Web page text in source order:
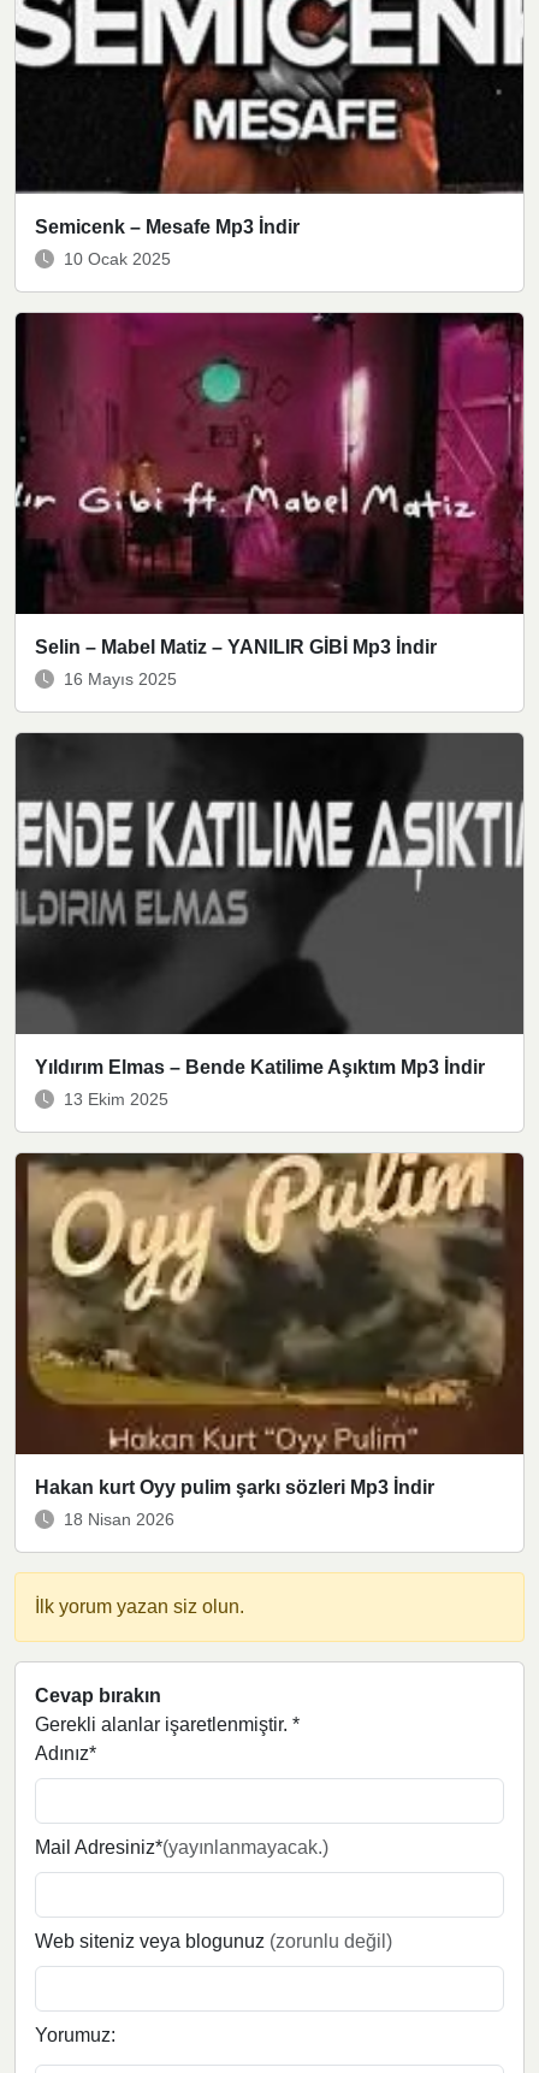
Semicenk – Mesafe Mp3 İndir
10 Ocak 2025
Selin – Mabel Matiz – YANILIR GİBİ Mp3 İndir
16 Mayıs 2025
Yıldırım Elmas – Bende Katilime Aşıktım Mp3 İndir
13 Ekim 2025
Hakan kurt Oyy pulim şarkı sözleri Mp3 İndir
18 Nisan 2026
İlk yorum yazan siz olun.
Cevap bırakın
Gerekli alanlar işaretlenmiştir. *
Adınız*
Mail Adresiniz*(yayınlanmayacak.)
Web siteniz veya blogunuz (zorunlu değil)
Yorumuz: